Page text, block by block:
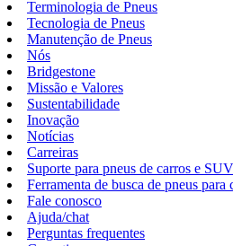
Terminologia de Pneus
Tecnologia de Pneus
Manutenção de Pneus
Nós
Bridgestone
Missão e Valores
Sustentabilidade
Inovação
Notícias
Carreiras
Suporte para pneus de carros e
Ferramenta de busca de pneus para
Fale conosco
Ajuda/chat
Perguntas frequentes